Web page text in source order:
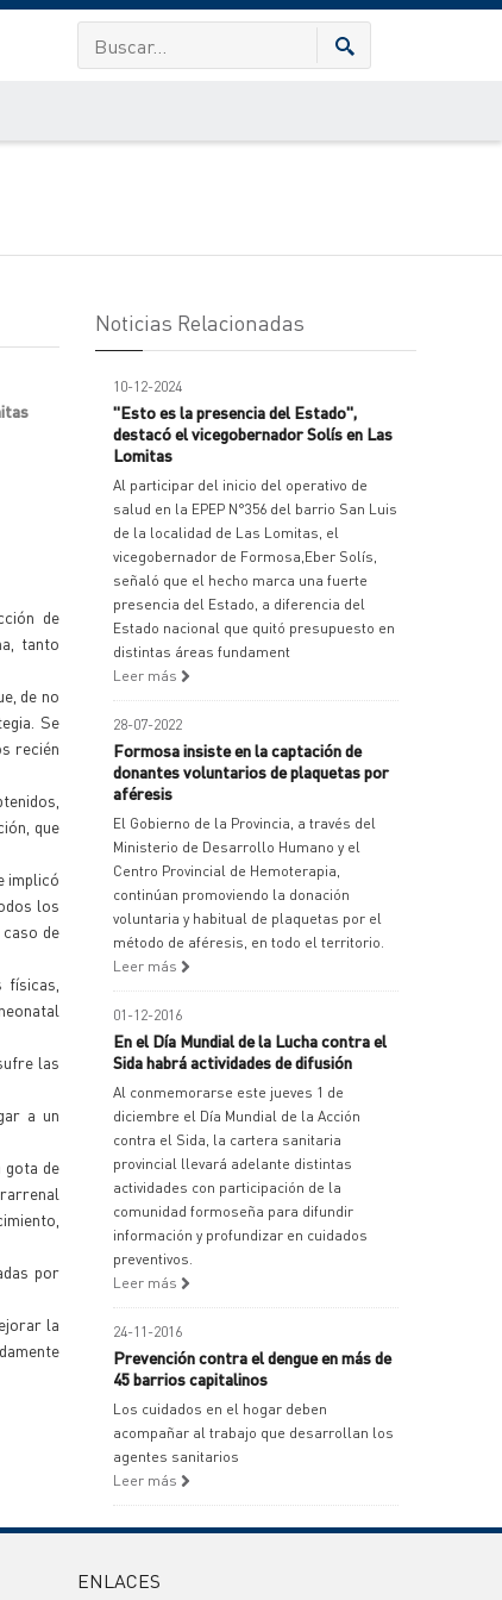
de
tanto
de no
Se
recién
que
implicó
los
de
las
a un
gota de
por
la
Noticias Relacionadas
10-12-2024
"Esto es la presencia del Estado",
destacó el vicegobernador Solís en Las
Lomitas
Al participar del inicio del operativo de
salud en la EPEP N°356 del barrio San Luis
de la localidad de Las Lomitas, el
vicegobernador de Formosa,Eber Solís,
señaló que el hecho marca una fuerte
presencia del Estado, a diferencia del
Estado nacional que quitó presupuesto en
distintas áreas fundament
Leer más
28-07-2022
Formosa insiste en la captación de
donantes voluntarios de plaquetas por
aféresis
El Gobierno de la Provincia, a través del
Ministerio de Desarrollo Humano y el
Centro Provincial de Hemoterapia,
continúan promoviendo la donación
voluntaria y habitual de plaquetas por el
método de aféresis, en todo el territorio.
Leer más
01-12-2016
En el Día Mundial de la Lucha contra el
Sida habrá actividades de difusión
Al conmemorarse este jueves 1 de
diciembre el Día Mundial de la Acción
contra el Sida, la cartera sanitaria
provincial llevará adelante distintas
actividades con participación de la
comunidad formoseña para difundir
información y profundizar en cuidados
preventivos.
Leer más
24-11-2016
Prevención contra el dengue en más de
45 barrios capitalinos
Los cuidados en el hogar deben
acompañar al trabajo que desarrollan los
agentes sanitarios
Leer más
ENLACES